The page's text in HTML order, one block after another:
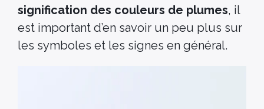
signification des couleurs de plumes, il
est important d’en savoir un peu plus sur
les symboles et les signes en général.